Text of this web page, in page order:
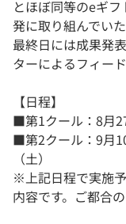
とほぼ同等のeギ
発に取り組んでいた
最終日には成果発
ターによるフィー
【日程】
■第1クール：8月
■第2クール：9月
（土）
※上記日程で実施
内容です。ご都合